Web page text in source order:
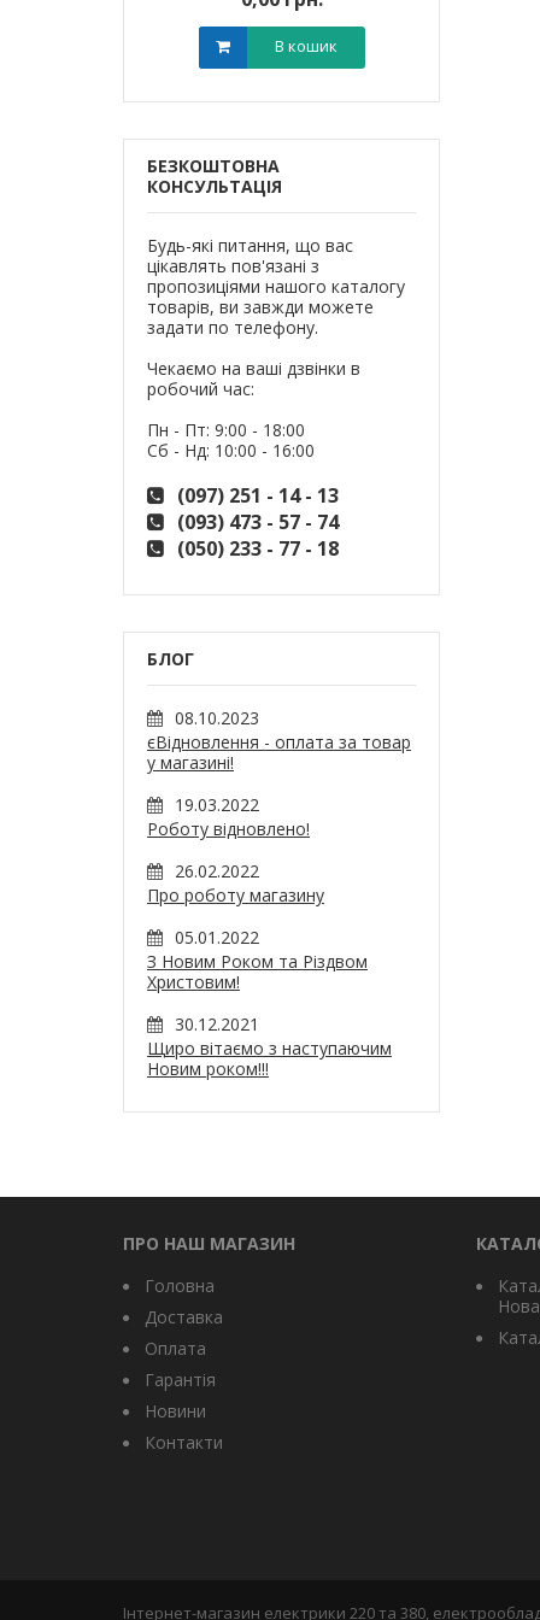
В кошик
БЕЗКОШТОВНА
КОНСУЛЬТАЦІЯ
Будь-які питання, що вас
цікавлять пов'язані з
пропозиціями нашого каталогу
товарів, ви завжди можете
задати по телефону.
Чекаємо на ваші дзвінки в
робочий час:
Пн - Пт: 9:00 - 18:00
Сб - Нд: 10:00 - 16:00
(097) 251 - 14 - 13
(093) 473 - 57 - 74
(050) 233 - 77 - 18
БЛОГ
08.10.2023
єВідновлення - оплата за товар
у магазині!
19.03.2022
Роботу відновлено!
26.02.2022
Про роботу магазину
05.01.2022
З Новим Роком та Різдвом
Христовим!
30.12.2021
Щиро вітаємо з наступаючим
Новим роком!!!
ПРО НАШ МАГАЗИН
Головна
Доставка
Оплата
Гарантія
Новини
Контакти
Інтернет-магазин електрики 220 та 380,